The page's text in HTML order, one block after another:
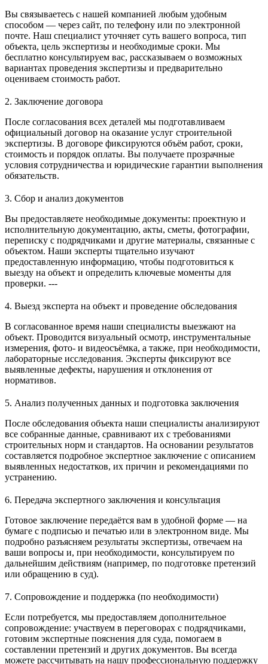
Вы связываетесь с нашей компанией любым удобным
способом — через сайт, по телефону или по электронной
почте. Наш специалист уточняет суть вашего вопроса, тип
объекта, цель экспертизы и необходимые сроки. Мы
бесплатно консультируем вас, рассказываем о возможных
вариантах проведения экспертизы и предварительно
оцениваем стоимость работ.
2. Заключение договора
После согласования всех деталей мы подготавливаем
официальный договор на оказание услуг строительной
экспертизы. В договоре фиксируются объём работ, сроки,
стоимость и порядок оплаты. Вы получаете прозрачные
условия сотрудничества и юридические гарантии выполнения
обязательств.
3. Сбор и анализ документов
Вы предоставляете необходимые документы: проектную и
исполнительную документацию, акты, сметы, фотографии,
переписку с подрядчиками и другие материалы, связанные с
объектом. Наши эксперты тщательно изучают
предоставленную информацию, чтобы подготовиться к
выезду на объект и определить ключевые моменты для
проверки. ---
4. Выезд эксперта на объект и проведение обследования
В согласованное время наши специалисты выезжают на
объект. Проводится визуальный осмотр, инструментальные
измерения, фото- и видеосъёмка, а также, при необходимости,
лабораторные исследования. Эксперты фиксируют все
выявленные дефекты, нарушения и отклонения от
нормативов.
5. Анализ полученных данных и подготовка заключения
После обследования объекта наши специалисты анализируют
все собранные данные, сравнивают их с требованиями
строительных норм и стандартов. На основании результатов
составляется подробное экспертное заключение с описанием
выявленных недостатков, их причин и рекомендациями по
устранению.
6. Передача экспертного заключения и консультация
Готовое заключение передаётся вам в удобной форме — на
бумаге с подписью и печатью или в электронном виде. Мы
подробно разъясняем результаты экспертизы, отвечаем на
ваши вопросы и, при необходимости, консультируем по
дальнейшим действиям (например, по подготовке претензий
или обращению в суд).
7. Сопровождение и поддержка (по необходимости)
Если потребуется, мы предоставляем дополнительное
сопровождение: участвуем в переговорах с подрядчиками,
готовим экспертные пояснения для суда, помогаем в
составлении претензий и других документов. Вы всегда
можете рассчитывать на нашу профессиональную поддержку